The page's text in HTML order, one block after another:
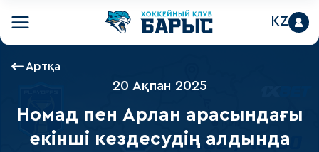
KZ
Артқа
20 Ақпан 2025
Номад пен Арлан арасындағы
екінші кездесудің алдында